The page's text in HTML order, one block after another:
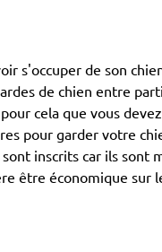
s'occuper de son
de chien entre
cela que vous
pour garder votre
inscrits car ils sont
être économique